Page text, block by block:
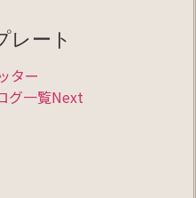
レート
ター
グ一覧Next